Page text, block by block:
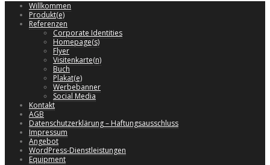
Willkommen
Produkt(e)
Referenzen
Corporate Identities
Homepage(s)
Flyer
Visitenkarte(n)
Buch
Plakat(e)
Werbebanner
Social Media
Kontakt
AGB
Datenschutzerklärung – Haftungsausschluss
Impressum
Angebot
WordPress-Dienstleistungen
Equipment